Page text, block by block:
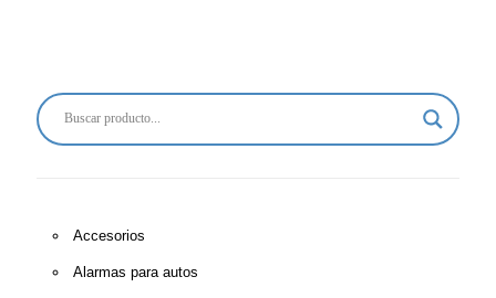
Accesorios
Alarmas para autos